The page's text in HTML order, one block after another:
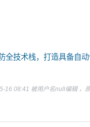
全技术栈，打造具备自
16 08:41 被用户名null编辑 ，原